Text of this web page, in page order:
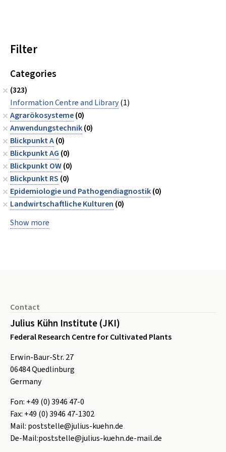
Filter
Categories
(323)
Information Centre and Library(1)
Agrarökosysteme(0)
Anwendungstechnik(0)
Blickpunkt A(0)
Blickpunkt AG (0)
Blickpunkt OW(0)
Blickpunkt RS (0)
Epidemiologie und Pathogendiagnostik(0)
Landwirtschaftliche Kulturen (0)
Show more
Contact
Julius Kühn Institute (JKI)
Federal Research Centre for Cultivated Plants
Erwin-Baur-Str. 27
06484Quedlinburg
Germany
Fon: +49 (0) 3946 47-0
Fax: +49 (0) 3946 47-1302
Mail: poststelle@julius-kuehn.de
De-Mail:poststelle@julius-kuehn.de-mail.de